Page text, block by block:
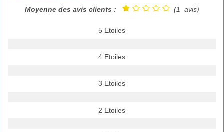
Moyenne des avis clients :
(1 avis)
5 Etoiles
4 Etoiles
3 Etoiles
2 Etoiles